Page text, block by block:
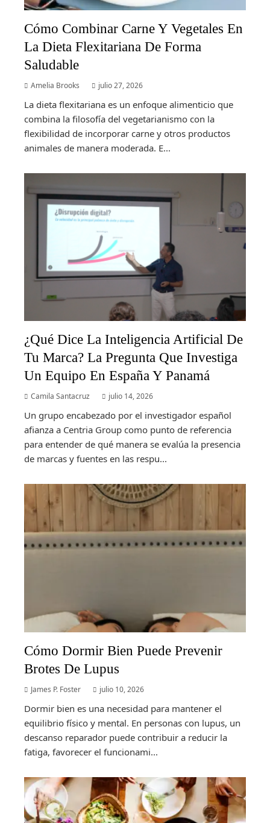
Cómo Combinar Carne Y Vegetales En
La Dieta Flexitariana De Forma
Saludable
Amelia Brooks julio 27, 2026
La dieta flexitariana es un enfoque alimenticio que
combina la filosofía del vegetarianismo con la
flexibilidad de incorporar carne y otros productos
animales de manera moderada. E...
¿Qué Dice La Inteligencia Artificial De
Tu Marca? La Pregunta Que Investiga
Un Equipo En España Y Panamá
Camila Santacruz julio 14, 2026
Un grupo encabezado por el investigador español
afianza a Centria Group como punto de referencia
para entender de qué manera se evalúa la presencia
de marcas y fuentes en las respu...
Cómo Dormir Bien Puede Prevenir
Brotes De Lupus
James P. Foster julio 10, 2026
Dormir bien es una necesidad para mantener el
equilibrio físico y mental. En personas con lupus, un
descanso reparador puede contribuir a reducir la
fatiga, favorecer el funcionami...